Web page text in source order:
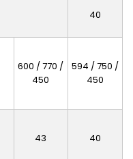
40
600 / 770 /
450
594 / 750 /
450
43 40